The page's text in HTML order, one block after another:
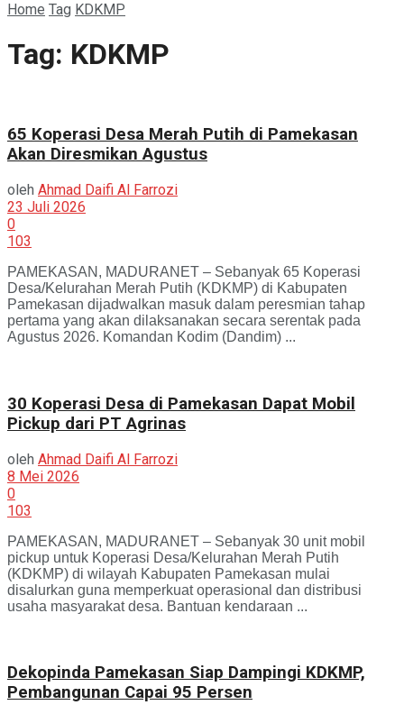
Home Tag KDKMP
Tag: KDKMP
65 Koperasi Desa Merah Putih di Pamekasan
Akan Diresmikan Agustus
oleh Ahmad Daifi Al Farrozi
23 Juli 2026
0
103
PAMEKASAN, MADURANET – Sebanyak 65 Koperasi
Desa/Kelurahan Merah Putih (KDKMP) di Kabupaten
Pamekasan dijadwalkan masuk dalam peresmian tahap
pertama yang akan dilaksanakan secara serentak pada
Agustus 2026. Komandan Kodim (Dandim) ...
30 Koperasi Desa di Pamekasan Dapat Mobil
Pickup dari PT Agrinas
oleh Ahmad Daifi Al Farrozi
8 Mei 2026
0
103
PAMEKASAN, MADURANET – Sebanyak 30 unit mobil
pickup untuk Koperasi Desa/Kelurahan Merah Putih
(KDKMP) di wilayah Kabupaten Pamekasan mulai
disalurkan guna memperkuat operasional dan distribusi
usaha masyarakat desa. Bantuan kendaraan ...
Dekopinda Pamekasan Siap Dampingi KDKMP,
Pembangunan Capai 95 Persen